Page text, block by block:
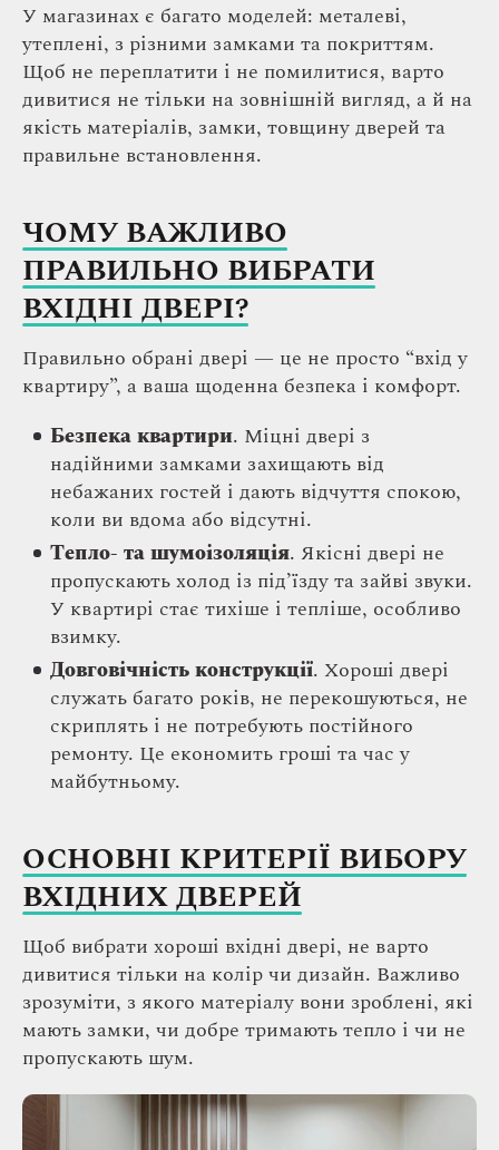
У магазинах є багато моделей: металеві,
утеплені, з різними замками та покриттям.
Щоб не переплатити і не помилитися, варто
дивитися не тільки на зовнішній вигляд, а й на
якість матеріалів, замки, товщину дверей та
правильне встановлення.
ЧОМУ ВАЖЛИВО
ПРАВИЛЬНО ВИБРАТИ
ВХІДНІ ДВЕРІ?
Правильно обрані двері — це не просто “вхід у
квартиру”, а ваша щоденна безпека і комфорт.
Безпека квартири. Міцні двері з
надійними замками захищають від
небажаних гостей і дають відчуття спокою,
коли ви вдома або відсутні.
Тепло- та шумоізоляція. Якісні двері не
пропускають холод із під’їзду та зайві звуки.
У квартирі стає тихіше і тепліше, особливо
взимку.
Довговічність конструкції. Хороші двері
служать багато років, не перекошуються, не
скриплять і не потребують постійного
ремонту. Це економить гроші та час у
майбутньому.
ОСНОВНІ КРИТЕРІЇ ВИБОРУ
ВХІДНИХ ДВЕРЕЙ
Щоб вибрати хороші вхідні двері, не варто
дивитися тільки на колір чи дизайн. Важливо
зрозуміти, з якого матеріалу вони зроблені, які
мають замки, чи добре тримають тепло і чи не
пропускають шум.